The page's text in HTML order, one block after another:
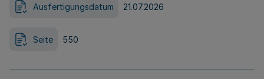
Ausfertigungsdatum 21.07.2026
Seite 550